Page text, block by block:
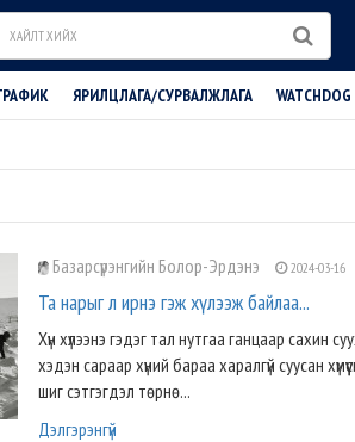
Search
ЯРИЛЦЛАГА/СУРВАЛЖЛАГА WATCHDOG
Базарсүрэнгийн Болор-Эрдэнэ 2024-03-16
Та нарыг л ирнэ гэж хүлээж байлаа...
Хүн хүлээнэ гэдэг тал нутгаа ганцаар сахин
хэдэн сараар хүний бараа харалгүй суусан
шиг сэтгэгдэл төрнө...
Дэлгэрэнгүй